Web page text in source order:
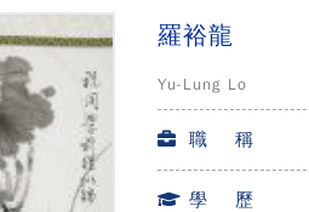
羅裕龍
Yu-Lung Lo
職 稱
學 歷